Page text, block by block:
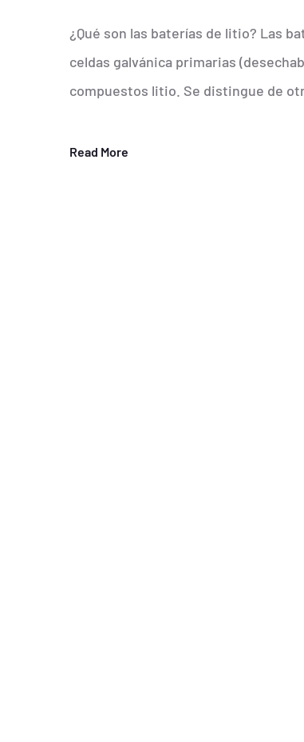
¿Qué son las baterías de litio? Las
celdas galvánica primarias
compuestos litio. Se distingue de
Read More